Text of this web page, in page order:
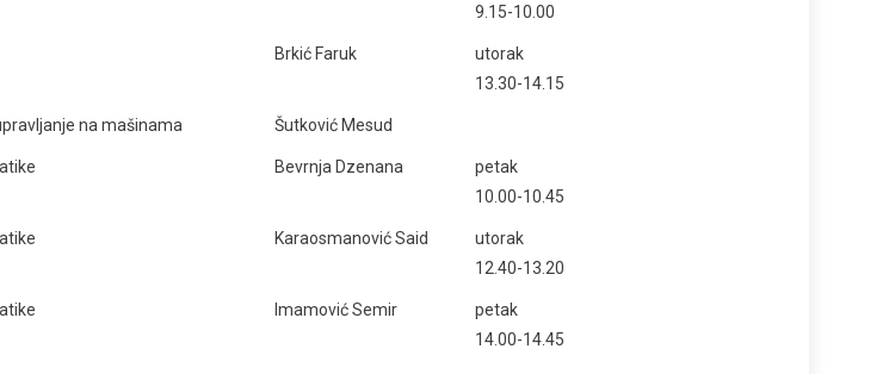
9.15-10.00
Brkić Faruk
utorak
13.30-14.15
na mašinama Šutković Mesud
Bevrnja Dzenana
petak
10.00-10.45
Karaosmanović Said
utorak
12.40-13.20
Imamović Semir
petak
14.00-14.45